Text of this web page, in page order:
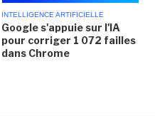
INTELLIGENCE ARTIFICIELLE
Google s'appuie sur l'IA
pour corriger 1 072 failles
dans Chrome